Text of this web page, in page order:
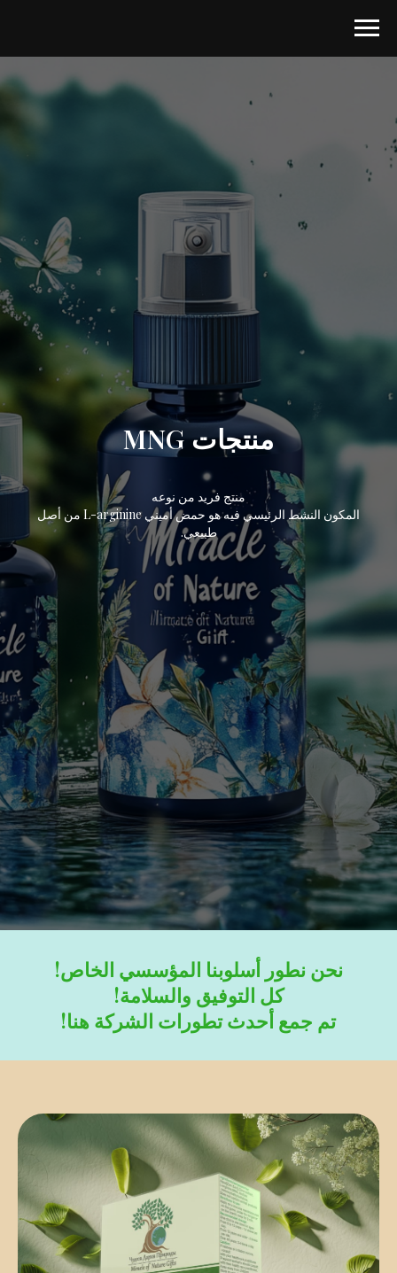
منتجات MNG
منتج فريد من نوعه
المكون النشط الرئيسي فيه هو حمض أميني L-arginine من أصل
طبيعي.
نحن نطور أسلوبنا المؤسسي الخاص!
كل التوفيق والسلامة!
تم جمع أحدث تطورات الشركة هنا!